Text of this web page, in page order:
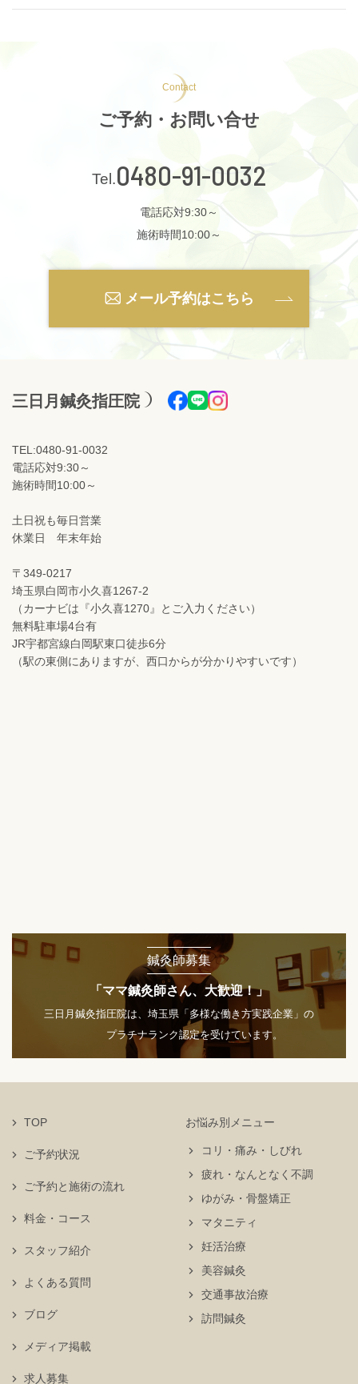
Contact
ご予約・お問い合せ
0480-91-0032
電話応対9:30～
施術時間10:00～
メール予約はこちら
三日月鍼灸指圧院
TEL:0480-91-0032
電話応対9:30～
施術時間10:00～
土日祝も毎日営業
休業日 年末年始
〒349-0217
埼玉県白岡市小久喜1267-2
（カーナビは『小久喜1270』とご入力ください）
無料駐車場4台有
JR宇都宮線白岡駅東口徒歩6分
（駅の東側にありますが、西口からが分かりやすいです）
鍼灸師募集
「ママ鍼灸師さん、大歓迎！」
三日月鍼灸指圧院は、埼玉県「多様な働き方実践企業」の
プラチナランク認定を受けています。
TOP
ご予約状況
お悩み別メニュー
コリ・痛み・しびれ
疲れ・なんとなく不調
ゆがみ・骨盤矯正
マタニティ
妊活治療
美容鍼灸
交通事故治療
訪問鍼灸
ご予約と施術の流れ
料金・コース
スタッフ紹介
よくある質問
ブログ
メディア掲載
求人募集